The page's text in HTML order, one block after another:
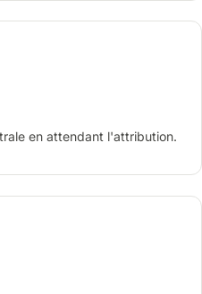
en attendant l'attribution.